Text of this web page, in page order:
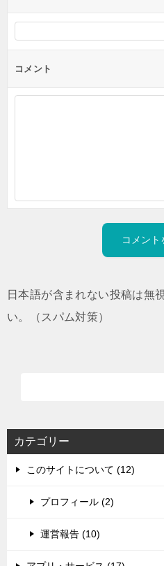
コメント
日本語が含まれない投稿は無
い。（スパム対策）
カテゴリー
このサイトについて (12)
プロフィール (2)
運営報告 (10)